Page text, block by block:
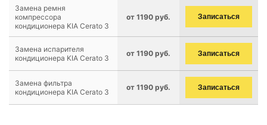
Замена ремня
компрессора
кондиционера KIA Cerato 3
от 1190 руб. Записаться
Замена испарителя
кондиционера KIA Cerato 3
от 1190 руб. Записаться
Замена фильтра
кондиционера KIA Cerato 3
от 1190 руб. Записаться